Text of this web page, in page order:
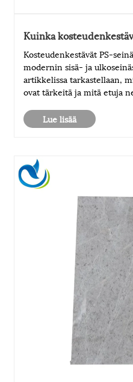
Kuinka
Kosteudenkestävät PS-
modernin sisä- ja
artikkelissa tarkastellaan,
ovat tärkeitä ja mitä etuja
rakentajat voivat tehdä
Lue lisää